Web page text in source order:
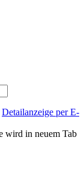
Detailanzeige per E-
wird in neuem Tab